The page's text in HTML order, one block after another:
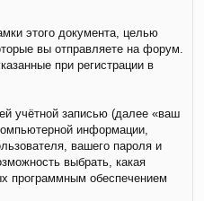
этого документа, целью
вы отправляете на форум.
при регистрации в
учётной записью (далее «ваш
информации,
вашего пароля и
выбрать, какая
программным обеспечением